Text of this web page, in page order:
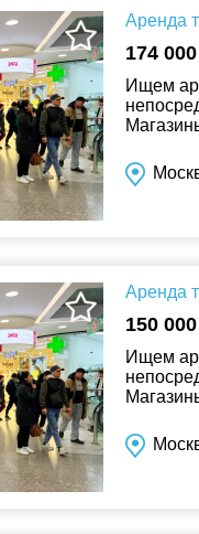
Аренда
174
Ищем
Аренда
150
Ищем